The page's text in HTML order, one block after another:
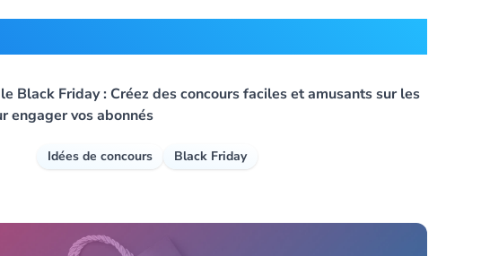
Black Friday : Créez des concours faciles et amusants sur les
engager vos abonnés
Idées de concours Black Friday